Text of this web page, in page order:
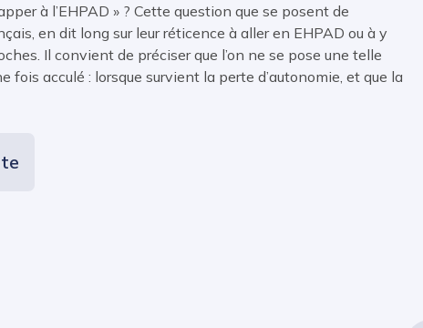
à l’EHPAD » ? Cette question que se posent de
en dit long sur leur réticence à aller en EHPAD ou à y
Il convient de préciser que l’on ne se pose une telle
fois acculé : lorsque survient la perte d’autonomie, et que la